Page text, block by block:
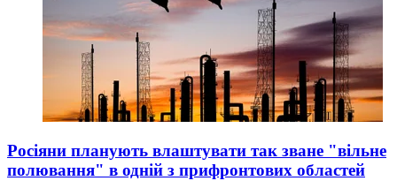
Росіяни планують влаштувати так зване "вільне
полювання" в одній з прифронтових областей